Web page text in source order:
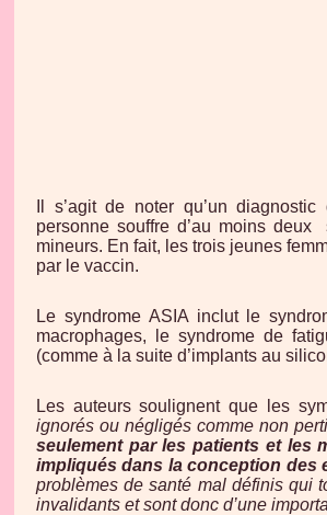
Il s’agit de noter qu’un diagnostic
personne souffre d’au moins deux
mineurs. En fait, les trois jeunes
par le vaccin.
Le syndrome ASIA inclut le
macrophages, le syndrome de
(comme à la suite d’implants au
Les auteurs soulignent que les
ignorés ou négligés comme non
seulement par les patients et les
impliqués dans la conception des
problèmes de santé mal définis qui
invalidants et sont donc d’une